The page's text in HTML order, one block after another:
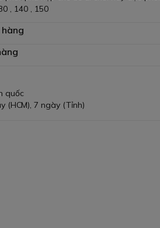
, 140 , 150
hàng
quốc
(HCM), 7 ngày (Tỉnh)